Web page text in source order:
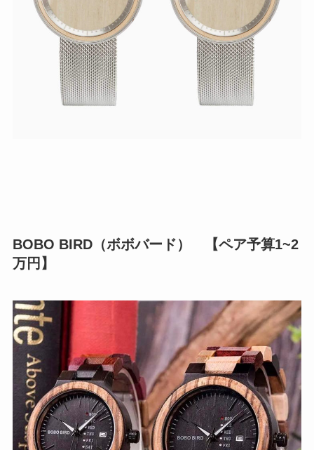
BOBO BIRD（ボボバード） 【ペア予算1~2
万円】